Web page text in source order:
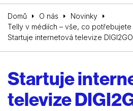
Domů O nás
Novinky
Telly v médiích – vše, co
Startuje internetová televize DIGI2GO
Startuje
televize